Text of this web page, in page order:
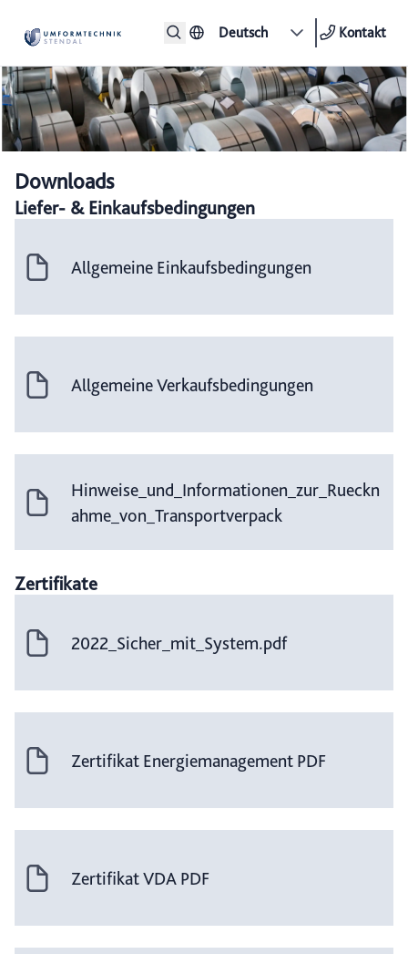
Deutsch Kontakt
Downloads
Liefer- & Einkaufsbedingungen
Allgemeine Einkaufsbedingungen
Allgemeine Verkaufsbedingungen
Hinweise_und_Informationen_zur_Rueckn
ahme_von_Transportverpack
Zertifikate
2022_Sicher_mit_System.pdf
Zertifikat Energiemanagement PDF
Zertifikat VDA PDF